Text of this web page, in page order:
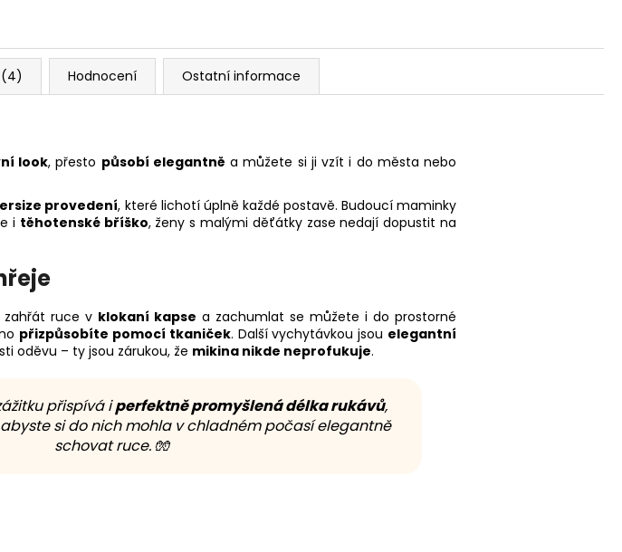
Hodnocení Ostatní informace
look, přesto působí elegantně a můžete si ji vzít i do města nebo
provedení, které lichotí úplně každé postavě. Budoucí maminky
i těhotenské bříško, ženy s malými děťátky zase nedají dopustit na
zahřát ruce v klokaní kapse a zachumlat se můžete i do prostorné
přizpůsobíte pomocí tkaniček. Další vychytávkou jsou elegantní
oděvu – ty jsou zárukou, že mikina nikde neprofukuje.
přispívá iperfektně promyšlená délka rukávů,
si do nich mohla v chladném počasí elegantně
schovat ruce. 🧤